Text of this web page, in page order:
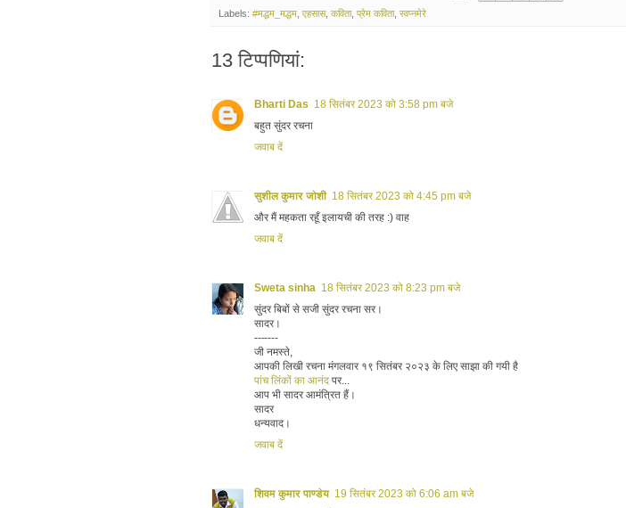
Labels: #मद्धम_मद्धम एहसास, कविता, प्रेम कविता, स्वप्नमेरे
13 टिप्‍पणियां:
Bharti Das 18 सितंबर 2023 को 3:58 pm बजे
बहुत सुंदर रचना
जवाब दें
सुशील कुमार जोशी 18 सितंबर 2023 को 4:45 pm बजे
और मैं महकता रहूँ इलायची की तरह :) वाह
जवाब दें
Sweta sinha 18 सितंबर 2023 को 8:23 pm बजे
सुंदर बिबों से सजी सुंदर रचना सर।
सादर।
--–---
जी नमस्ते,
आपकी लिखी रचना मंगलवार १९ सितंबर २०२३ के लिए साझा की गयी है
पांच लिंकों का आनंद पर...
आप भी सादर आमंत्रित हैं।
सादर
धन्यवाद।
जवाब दें
शिवम कुमार पाण्डेय 19 सितंबर 2023 को 6:06 am बजे